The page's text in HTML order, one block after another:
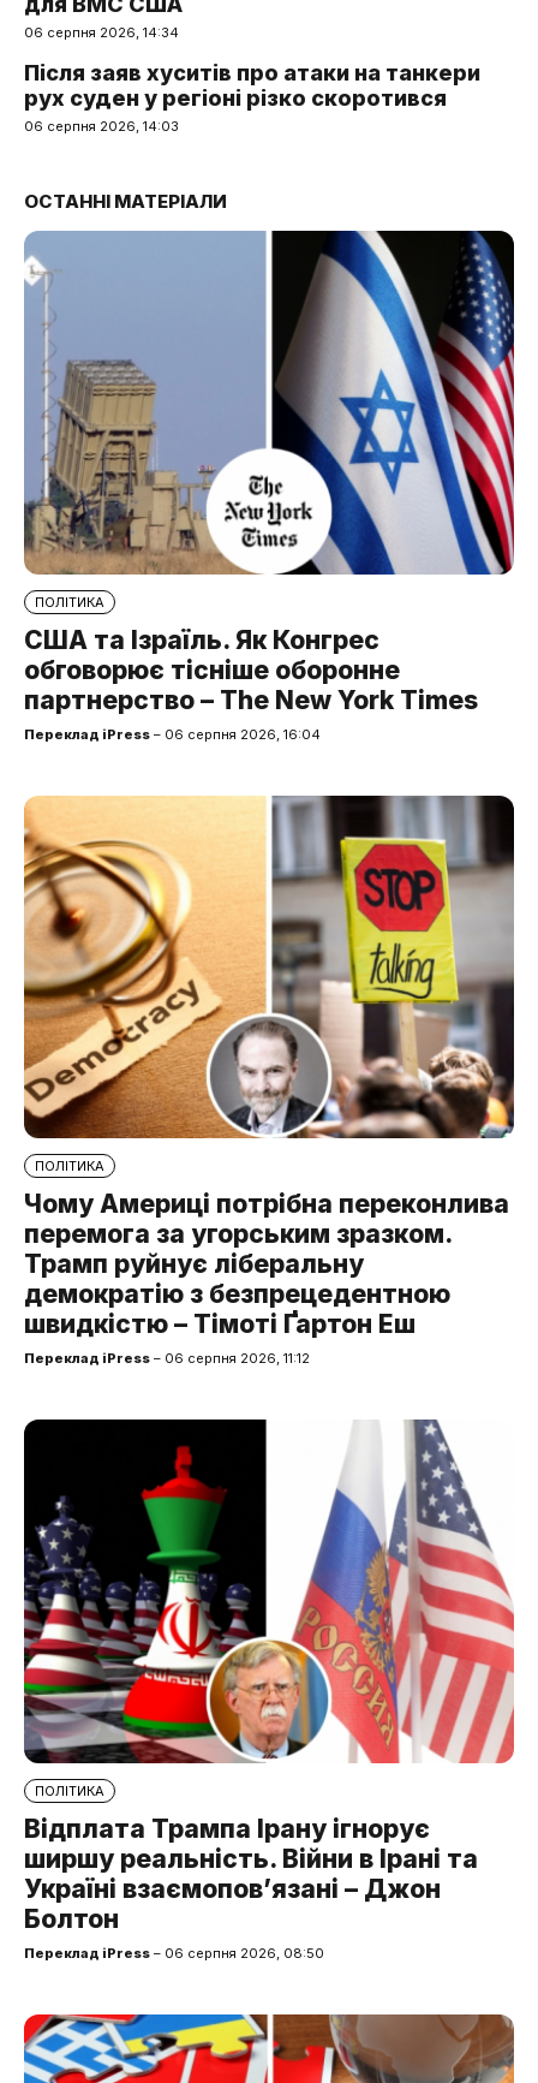
06 серпня 2026, 14:34
Після заяв хуситів про атаки на танкери
рух суден у регіоні різко скоротився
06 серпня 2026, 14:03
ОСТАННІ МАТЕРІАЛИ
ПОЛІТИКА
США та Ізраїль. Як Конгрес
обговорює тісніше оборонне
партнерство – The New York Times
Переклад iPress – 06 серпня 2026, 16:04
ПОЛІТИКА
Чому Америці потрібна переконлива
перемога за угорським зразком.
Трамп руйнує ліберальну
демократію з безпрецедентною
швидкістю – Тімоті Ґартон Еш
Переклад iPress – 06 серпня 2026, 11:12
ПОЛІТИКА
Відплата Трампа Ірану ігнорує
ширшу реальність. Війни в Ірані та
Україні взаємопов’язані – Джон
Болтон
Переклад iPress – 06 серпня 2026, 08:50